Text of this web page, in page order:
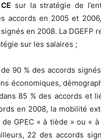
sur la stratégie de
accords en 2005 et
en 2008. La DGEFP
sur les salaires ;
90 % des accords
économiques,
85 % des accords et
en 2008, la mobilité
GPEC « à tiède » ou «
22 des accords